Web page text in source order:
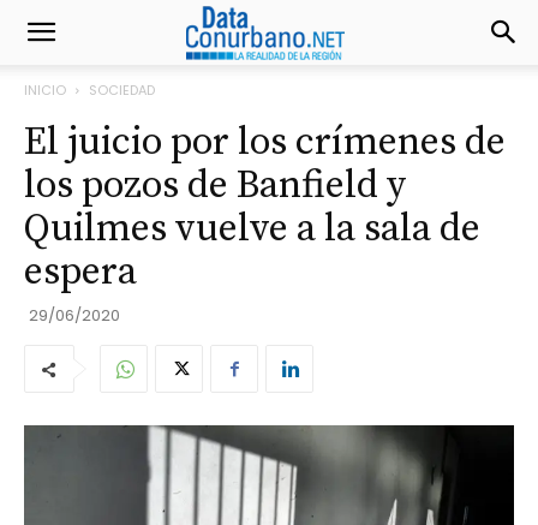
INICIO SOCIEDAD
El juicio por los crímenes de
los pozos de Banfield y
Quilmes vuelve a la sala de
espera
29/06/2020